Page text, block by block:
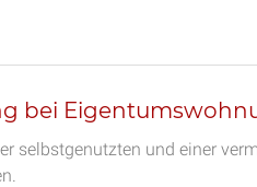
bei
selbstgenutzten und einer